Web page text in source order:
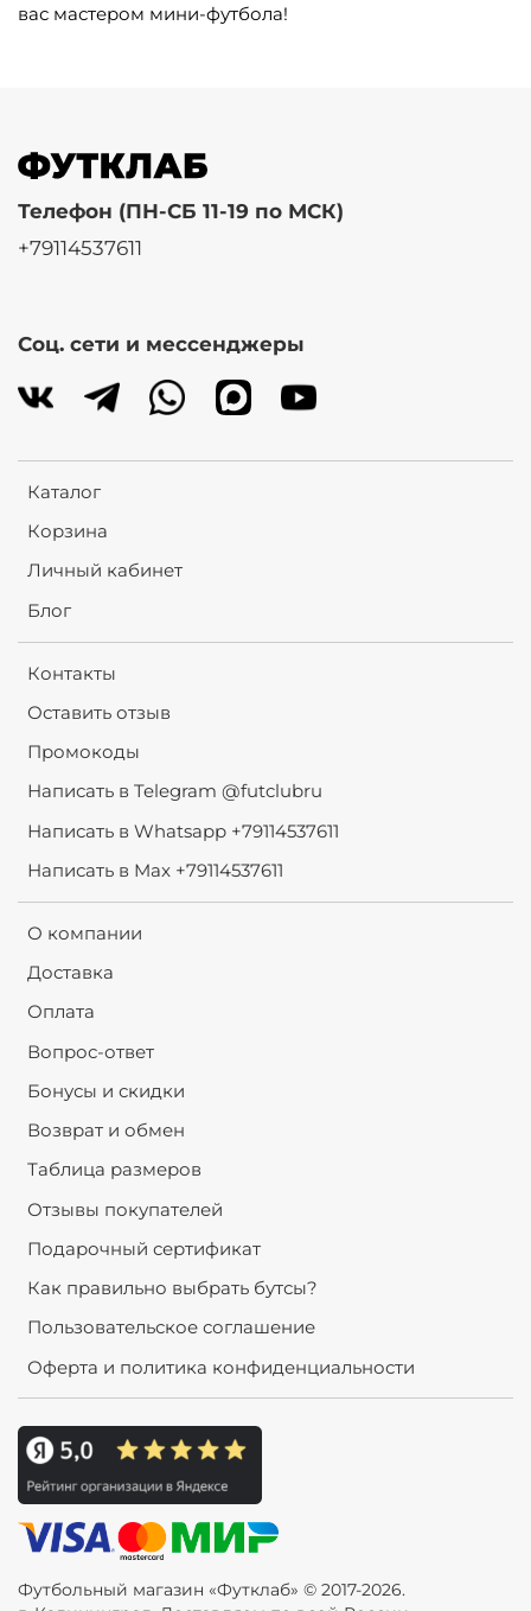
вас мастером мини-футбола!
Каталог
Корзина
Личный кабинет
Блог
Контакты
Оставить отзыв
Промокоды
Написать в Telegram @futclubru
Написать в Whatsapp +79114537611
Написать в Max +79114537611
О компании
Доставка
Оплата
Вопрос-ответ
Бонусы и скидки
Возврат и обмен
Таблица размеров
Отзывы покупателей
Подарочный сертификат
Как правильно выбрать бутсы?
Пользовательское соглашение
Оферта и политика конфиденциальности
Телефон (ПН-СБ 11-19 по МСК)
+79114537611
Соц. сети и мессенджеры
Футбольный магазин «Футклаб» © 2017-2026.